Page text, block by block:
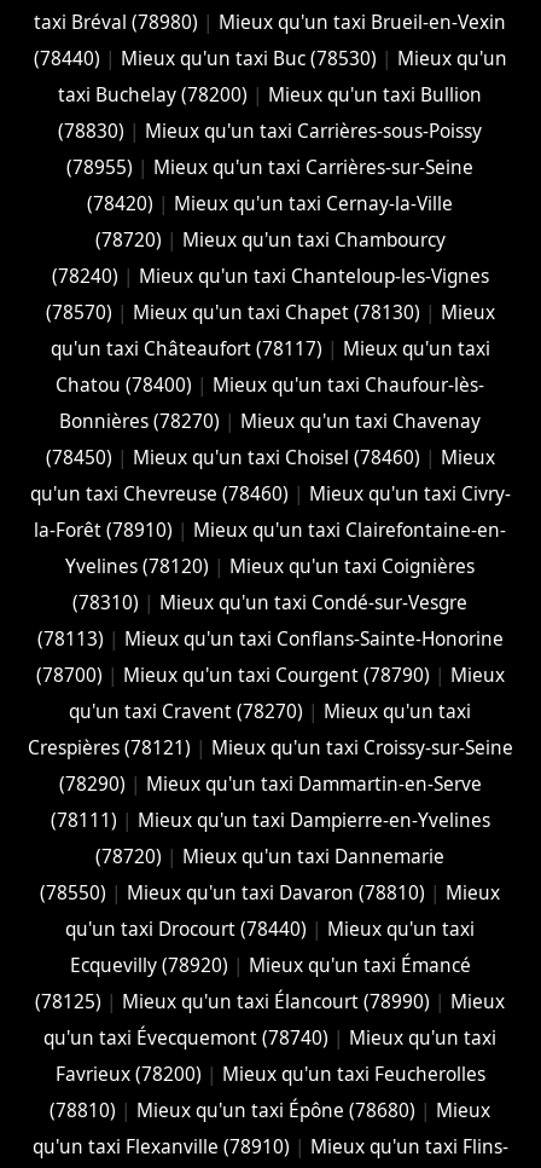
taxi Bréval (78980) | Mieux qu'un taxi Brueil-en-Vexin
(78440) | Mieux qu'un taxi Buc (78530) | Mieux qu'un
taxi Buchelay (78200) | Mieux qu'un taxi Bullion
(78830) | Mieux qu'un taxi Carrières-sous-Poissy
(78955) | Mieux qu'un taxi Carrières-sur-Seine
(78420) | Mieux qu'un taxi Cernay-la-Ville
(78720) | Mieux qu'un taxi Chambourcy
(78240) | Mieux qu'un taxi Chanteloup-les-Vignes
(78570) | Mieux qu'un taxi Chapet (78130) | Mieux
qu'un taxi Châteaufort (78117) | Mieux qu'un taxi
Chatou (78400) | Mieux qu'un taxi Chaufour-lès-
Bonnières (78270) | Mieux qu'un taxi Chavenay
(78450) | Mieux qu'un taxi Choisel (78460) | Mieux
qu'un taxi Chevreuse (78460) | Mieux qu'un taxi Civry-
la-Forêt (78910) | Mieux qu'un taxi Clairefontaine-en-
Yvelines (78120) | Mieux qu'un taxi Coignières
(78310) | Mieux qu'un taxi Condé-sur-Vesgre
(78113) | Mieux qu'un taxi Conflans-Sainte-Honorine
(78700) | Mieux qu'un taxi Courgent (78790) | Mieux
qu'un taxi Cravent (78270) | Mieux qu'un taxi
Crespières (78121) | Mieux qu'un taxi Croissy-sur-Seine
(78290) | Mieux qu'un taxi Dammartin-en-Serve
(78111) | Mieux qu'un taxi Dampierre-en-Yvelines
(78720) | Mieux qu'un taxi Dannemarie
(78550) | Mieux qu'un taxi Davaron (78810) | Mieux
qu'un taxi Drocourt (78440) | Mieux qu'un taxi
Ecquevilly (78920) | Mieux qu'un taxi Émancé
(78125) | Mieux qu'un taxi Élancourt (78990) | Mieux
qu'un taxi Évecquemont (78740) | Mieux qu'un taxi
Favrieux (78200) | Mieux qu'un taxi Feucherolles
(78810) | Mieux qu'un taxi Épône (78680) | Mieux
qu'un taxi Flexanville (78910) | Mieux qu'un taxi Flins-